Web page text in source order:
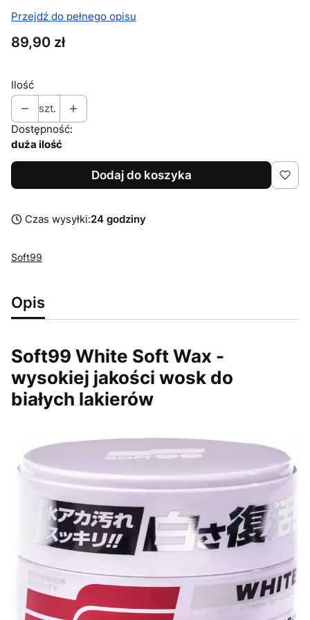
Przejdź do pełnego opisu
Cena
89,90 zł
Ilość
szt.
Dostępność:
duża ilość
Dodaj do koszyka
Czas wysyłki:24 godziny
Soft99
Opis
Soft99 White Soft Wax -
wysokiej jakości wosk do
białych lakierów